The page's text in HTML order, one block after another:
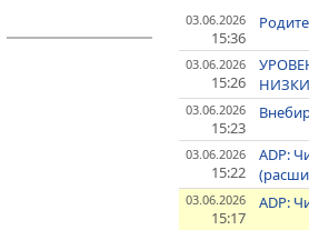
03.06.2026
15:36
03.06.2026
15:26
03.06.2026
15:23
03.06.2026
15:22
ADP:
03.06.2026
15:17
ADP: